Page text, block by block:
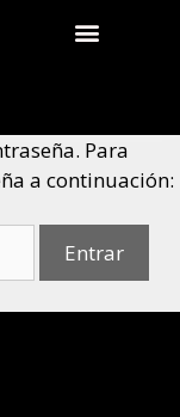
Para
a continuación: